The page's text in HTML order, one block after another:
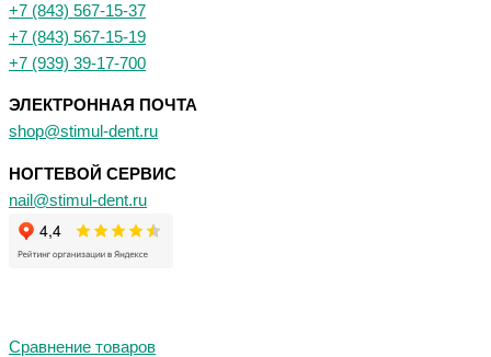
+7 (843) 567-15-37
+7 (843) 567-15-19
+7 (939) 39-17-700
ЭЛЕКТРОННАЯ ПОЧТА
shop@stimul-dent.ru
НОГТЕВОЙ СЕРВИС
nail@stimul-dent.ru
Сравнение товаров